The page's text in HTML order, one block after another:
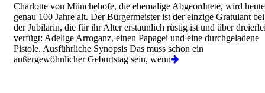
Charlotte von Münchehofe, die ehemalige Abgeordnete, wird heute
genau 100 Jahre alt. Der Bürgermeister ist der einzige Gratulant bei
der Jubilarin, die für ihr Alter erstaunlich rüstig ist und über
verfügt: Adelige Arroganz, einen Papagei und eine durchgeladene
Pistole. Ausführliche Synopsis Das muss schon ein
außergewöhnlicher Geburtstag sein, wenn